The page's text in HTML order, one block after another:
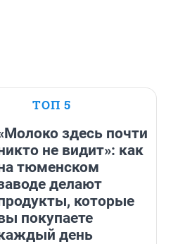
ТОП 5
здесь почти
не видит»: как
тюменском
делают
которые
покупаете
день